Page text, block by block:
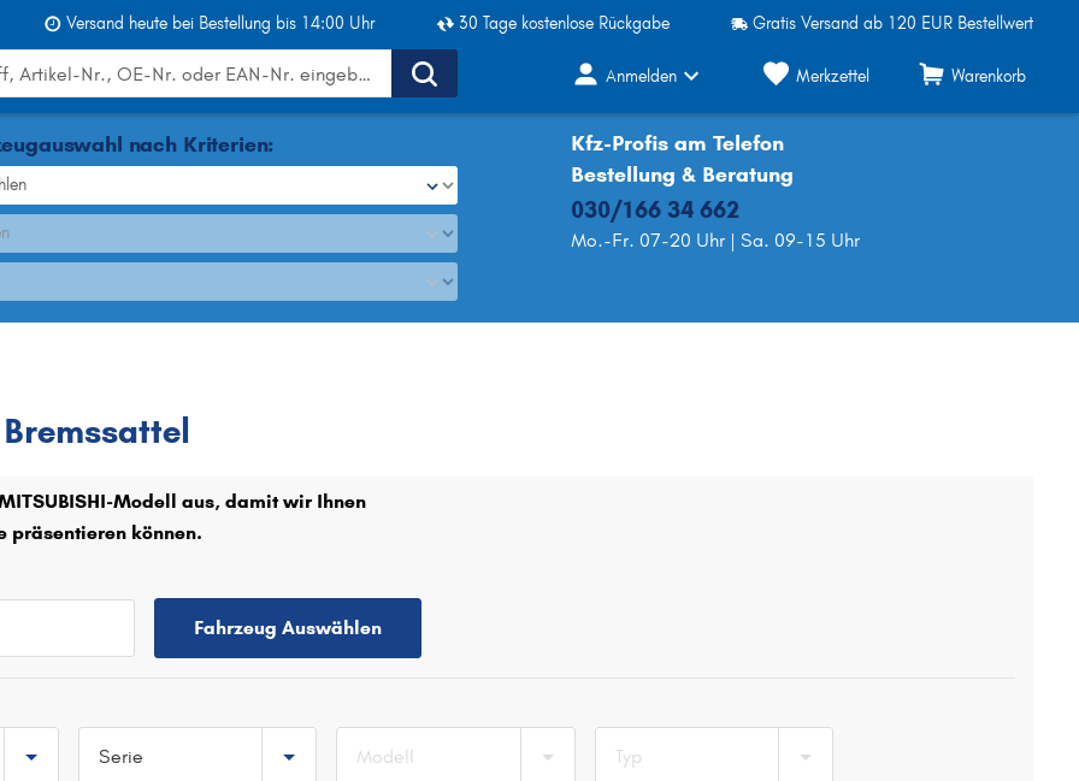
Versand heute bei Bestellung bis 14:00 Uhr 30 Tage kostenlose Rückgabe Gratis Versand ab 120 EUR Bestellwert
Anmelden Merkzettel Warenkorb
nach Kriterien:
Kfz-Profis am Telefon
Bestellung & Beratung
030/166 34 662
Mo.-Fr. 07-20 Uhr | Sa. 09-15 Uhr
Modell aus, damit wir Ihnen
präsentieren können.
Fahrzeug Auswählen
Serie Modell Typ